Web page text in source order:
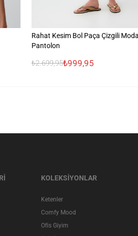
Rahat Kesim Bol Paça Çizgili
Pantolon
₺2.699,95₺999,95
KOLEKSİYONLAR
Ketenler
Comfy Mood
Ofis Giyim